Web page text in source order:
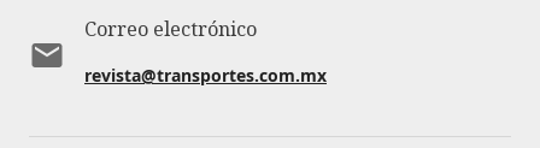
Correo electrónico
revista@transportes.com.mx